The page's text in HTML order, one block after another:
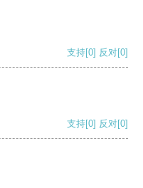
支持[0] 反对[0]
支持[0] 反对[0]